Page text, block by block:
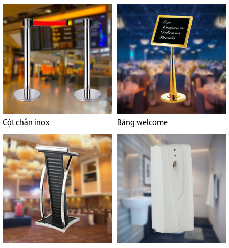
Cột chắn inox Bảng welcome